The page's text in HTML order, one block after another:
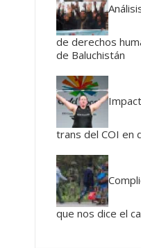
de derechos
de Baluchistán
trans del COI en
que nos dice el